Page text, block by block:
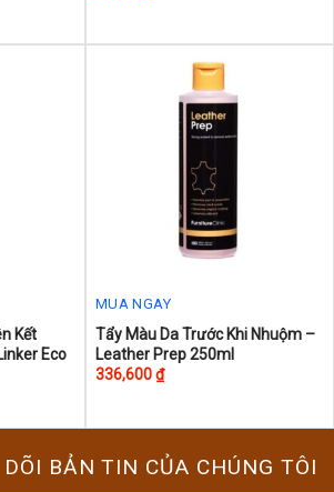
Kết
Eco
MUA NGAY
This
product
has
The
Tẩy Màu Da Trước Khi Nhuộm –
Leather Prep 250ml
336,600₫
BẢN TIN CỦA CHÚNG TÔI